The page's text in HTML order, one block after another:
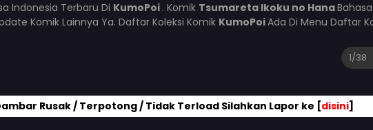
Indonesia Terbaru Di KumoPoi . Komik Tsumareta Ikoku no Hana
Komik Lainnya Ya. Daftar Koleksi Komik KumoPoiAda Di Menu Daftar
Rusak / Terpotong / Tidak Terload Silahkan Lapor ke [disini]